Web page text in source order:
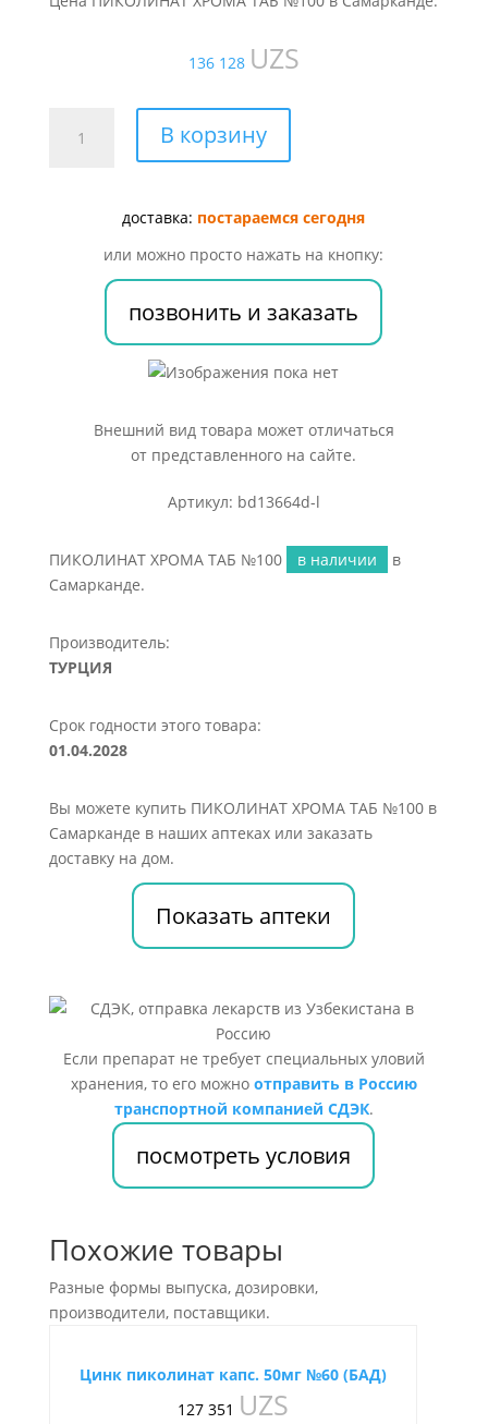
136 128 UZS
товара
ПИКОЛИНАТ
В корзину
доставка: постараемся сегодня
или можно просто нажать на кнопку:
позвонить и заказать
Внешний вид товара может отличаться
от представленного на сайте.
Артикул: bd13664d-l
ПИКОЛИНАТ ХРОМА ТАБ №100 в наличии
в
Самарканде.
Производитель:
ТУРЦИЯ
Срок годности этого товара:
01.04.2028
Вы можете купить ПИКОЛИНАТ ХРОМА ТАБ №100 в
Самарканде в наших аптеках или заказать
доставку на дом.
Показать аптеки
Если препарат не требует специальных уловий
хранения, то его можно отправить в Россию
транспортной компанией СДЭК.
посмотреть условия
Похожие товары
Разные формы выпуска, дозировки,
производители, поставщики.
Цинк пиколинат капс. 50мг №60 (БАД)
127 351 UZS